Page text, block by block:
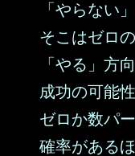
「やらない
そこはゼロ
「やる」方
成功の可能
ゼロか数パ
確率がある